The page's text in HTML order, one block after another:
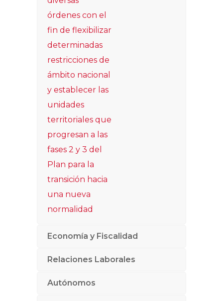
órdenes con el
fin de flexibilizar
determinadas
restricciones de
ámbito nacional
y establecer las
unidades
territoriales que
progresan a las
fases 2 y 3 del
Plan para la
transición hacia
una nueva
normalidad
Economía y Fiscalidad
Relaciones Laborales
Autónomos